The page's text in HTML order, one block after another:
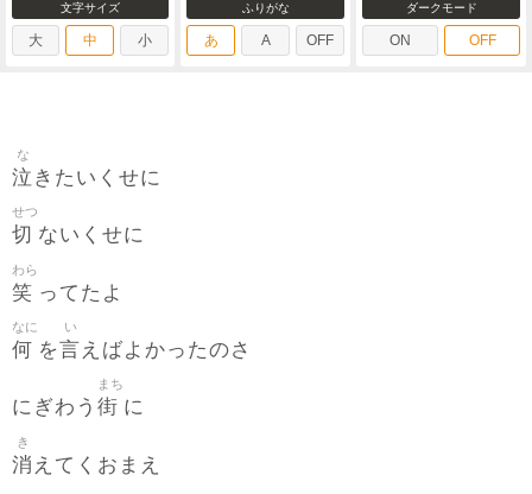
文字サイズ
大 中 小
ふりがな
あ A OFF
ダークモード
ON OFF
泣
な
きたいくせに
切
せつ
ないくせに
笑
わら
ってたよ
何
なに
を言
い
えばよかったのさ
にぎわう 街
まち
に
消
き
えてくおまえ